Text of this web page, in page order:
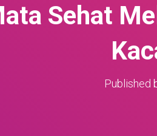
Sehat
Published